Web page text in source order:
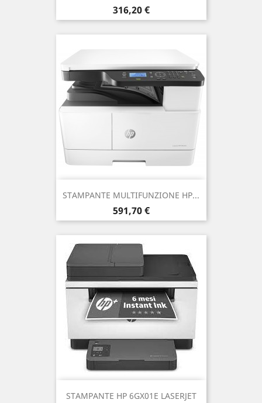
Prezzo
316,20 €
STAMPANTE MULTIFUNZIONE HP...
Prezzo
591,70 €
STAMPANTE HP 6GX01E LASERJET